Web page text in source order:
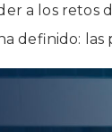
a los
definido: las